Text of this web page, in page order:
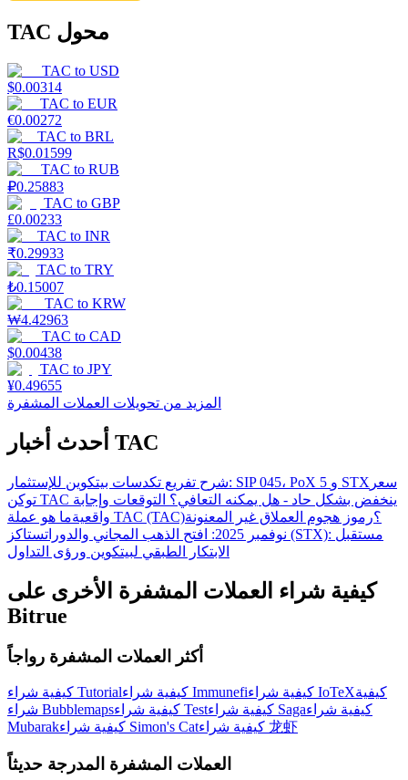
TAC محول
TAC to USD
$0.00314
TAC to EUR
€0.00272
TAC to BRL
R$0.01599
TAC to RUB
₽0.25883
TAC to GBP
£0.00233
TAC to INR
₹0.29933
TAC to TRY
₺0.15007
TAC to KRW
₩4.42963
TAC to CAD
$0.00438
TAC to JPY
¥0.49655
المزيد من تحويلات العملات المشفرة
أحدث أخبار TAC
شرح تفريع تكدسات بيتكوين للإستثمار: SIP 045، PoX 5 و STX سعر
توكن TAC ينخفض بشكل حاد - هل يمكنه التعافي؟ التوقعات وإجابة
واقعية
ما هو عملة TAC (TAC)؟رموز هجوم العملاق غير المعنونة
نوفمبر 2025: افتح الذهب المجاني والدورات
ستاكز (STX): مستقبل
الابتكار الطبقي لبيتكوين ورؤى التداول
كيفية شراء العملات المشفرة الأخرى على
Bitrue
أكثر العملات المشفرة رواجاً
كيفية شراء Tutorial كيفية شراء Immunefi كيفية شراء IoTeXكيفية
شراء Bubblemaps
كيفية شراء Test كيفية شراء Sagaكيفية شراء
Mubarak
كيفية شراء Simon's Cat كيفية شراء 龙虾
العملات المشفرة المدرجة حديثاً